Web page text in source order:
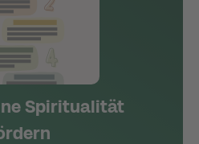
Spiritualität